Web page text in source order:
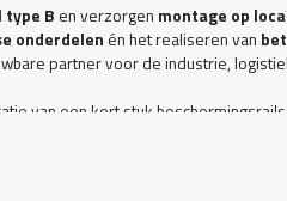
B en verzorgen montage op
onderdelen én het realiseren van
partner voor de industrie,
van een kort stuk
installaties en gebouwen